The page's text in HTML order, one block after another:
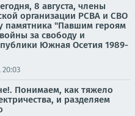
8 августа, члены
организации РСВА и СВО
памятника "Павшим героям
за свободу и
Южная Осетия 1989-
Понимаем, как тяжело
и разделяем